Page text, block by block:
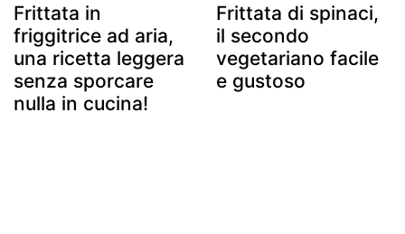
Frittata in
friggitrice ad aria,
una ricetta leggera
senza sporcare
nulla in cucina!
Frittata di spinaci,
il secondo
vegetariano facile
e gustoso